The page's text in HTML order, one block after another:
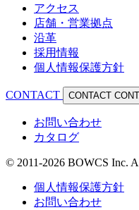
アクセス
店舗・営業拠点
沿革
採用情報
個人情報保護方針
CONTACT CONTACT
お問い合わせ
カタログ
© 2011-2026 BOWCS Inc.
個人情報保護方針
お問い合わせ